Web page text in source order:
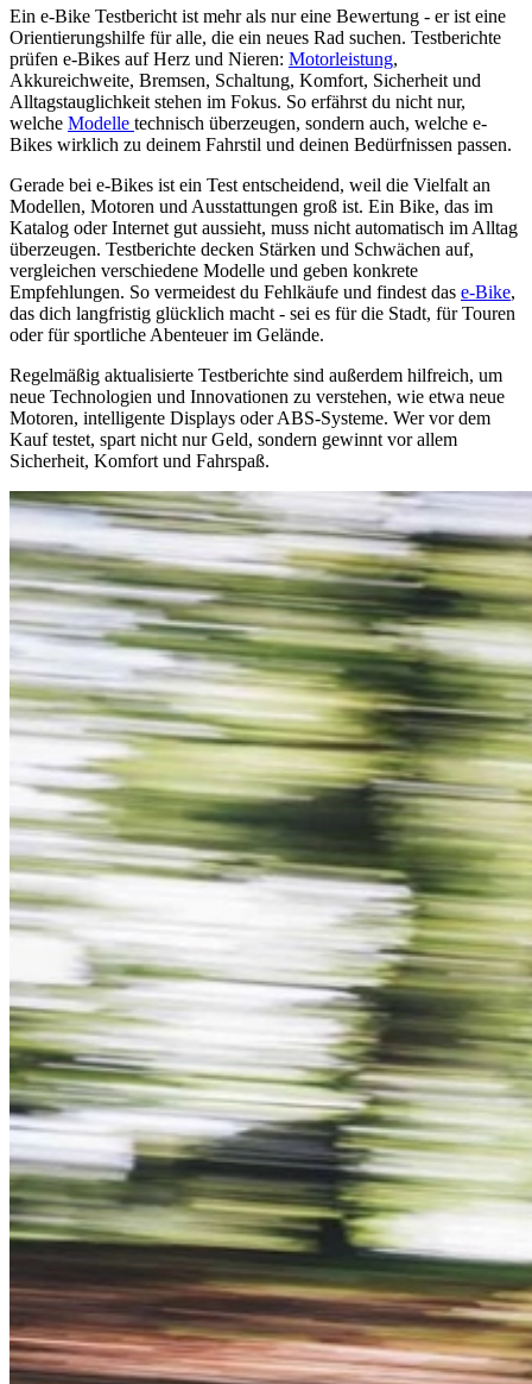
Ein e-Bike Testbericht ist mehr als nur eine Bewertung - er ist eine
Orientierungshilfe für alle, die ein neues Rad suchen. Testberichte
prüfen e-Bikes auf Herz und Nieren: Motorleistung,
Akkureichweite, Bremsen, Schaltung, Komfort, Sicherheit und
Alltagstauglichkeit stehen im Fokus. So erfährst du nicht nur,
welche Modelle technisch überzeugen, sondern auch, welche e-
Bikes wirklich zu deinem Fahrstil und deinen Bedürfnissen passen.
Gerade bei e-Bikes ist ein Test entscheidend, weil die Vielfalt an
Modellen, Motoren und Ausstattungen groß ist. Ein Bike, das im
Katalog oder Internet gut aussieht, muss nicht automatisch im Alltag
überzeugen. Testberichte decken Stärken und Schwächen auf,
vergleichen verschiedene Modelle und geben konkrete
Empfehlungen. So vermeidest du Fehlkäufe und findest das e-Bike,
das dich langfristig glücklich macht - sei es für die Stadt, für Touren
oder für sportliche Abenteuer im Gelände.
Regelmäßig aktualisierte Testberichte sind außerdem hilfreich, um
neue Technologien und Innovationen zu verstehen, wie etwa neue
Motoren, intelligente Displays oder ABS-Systeme. Wer vor dem
Kauf testet, spart nicht nur Geld, sondern gewinnt vor allem
Sicherheit, Komfort und Fahrspaß.